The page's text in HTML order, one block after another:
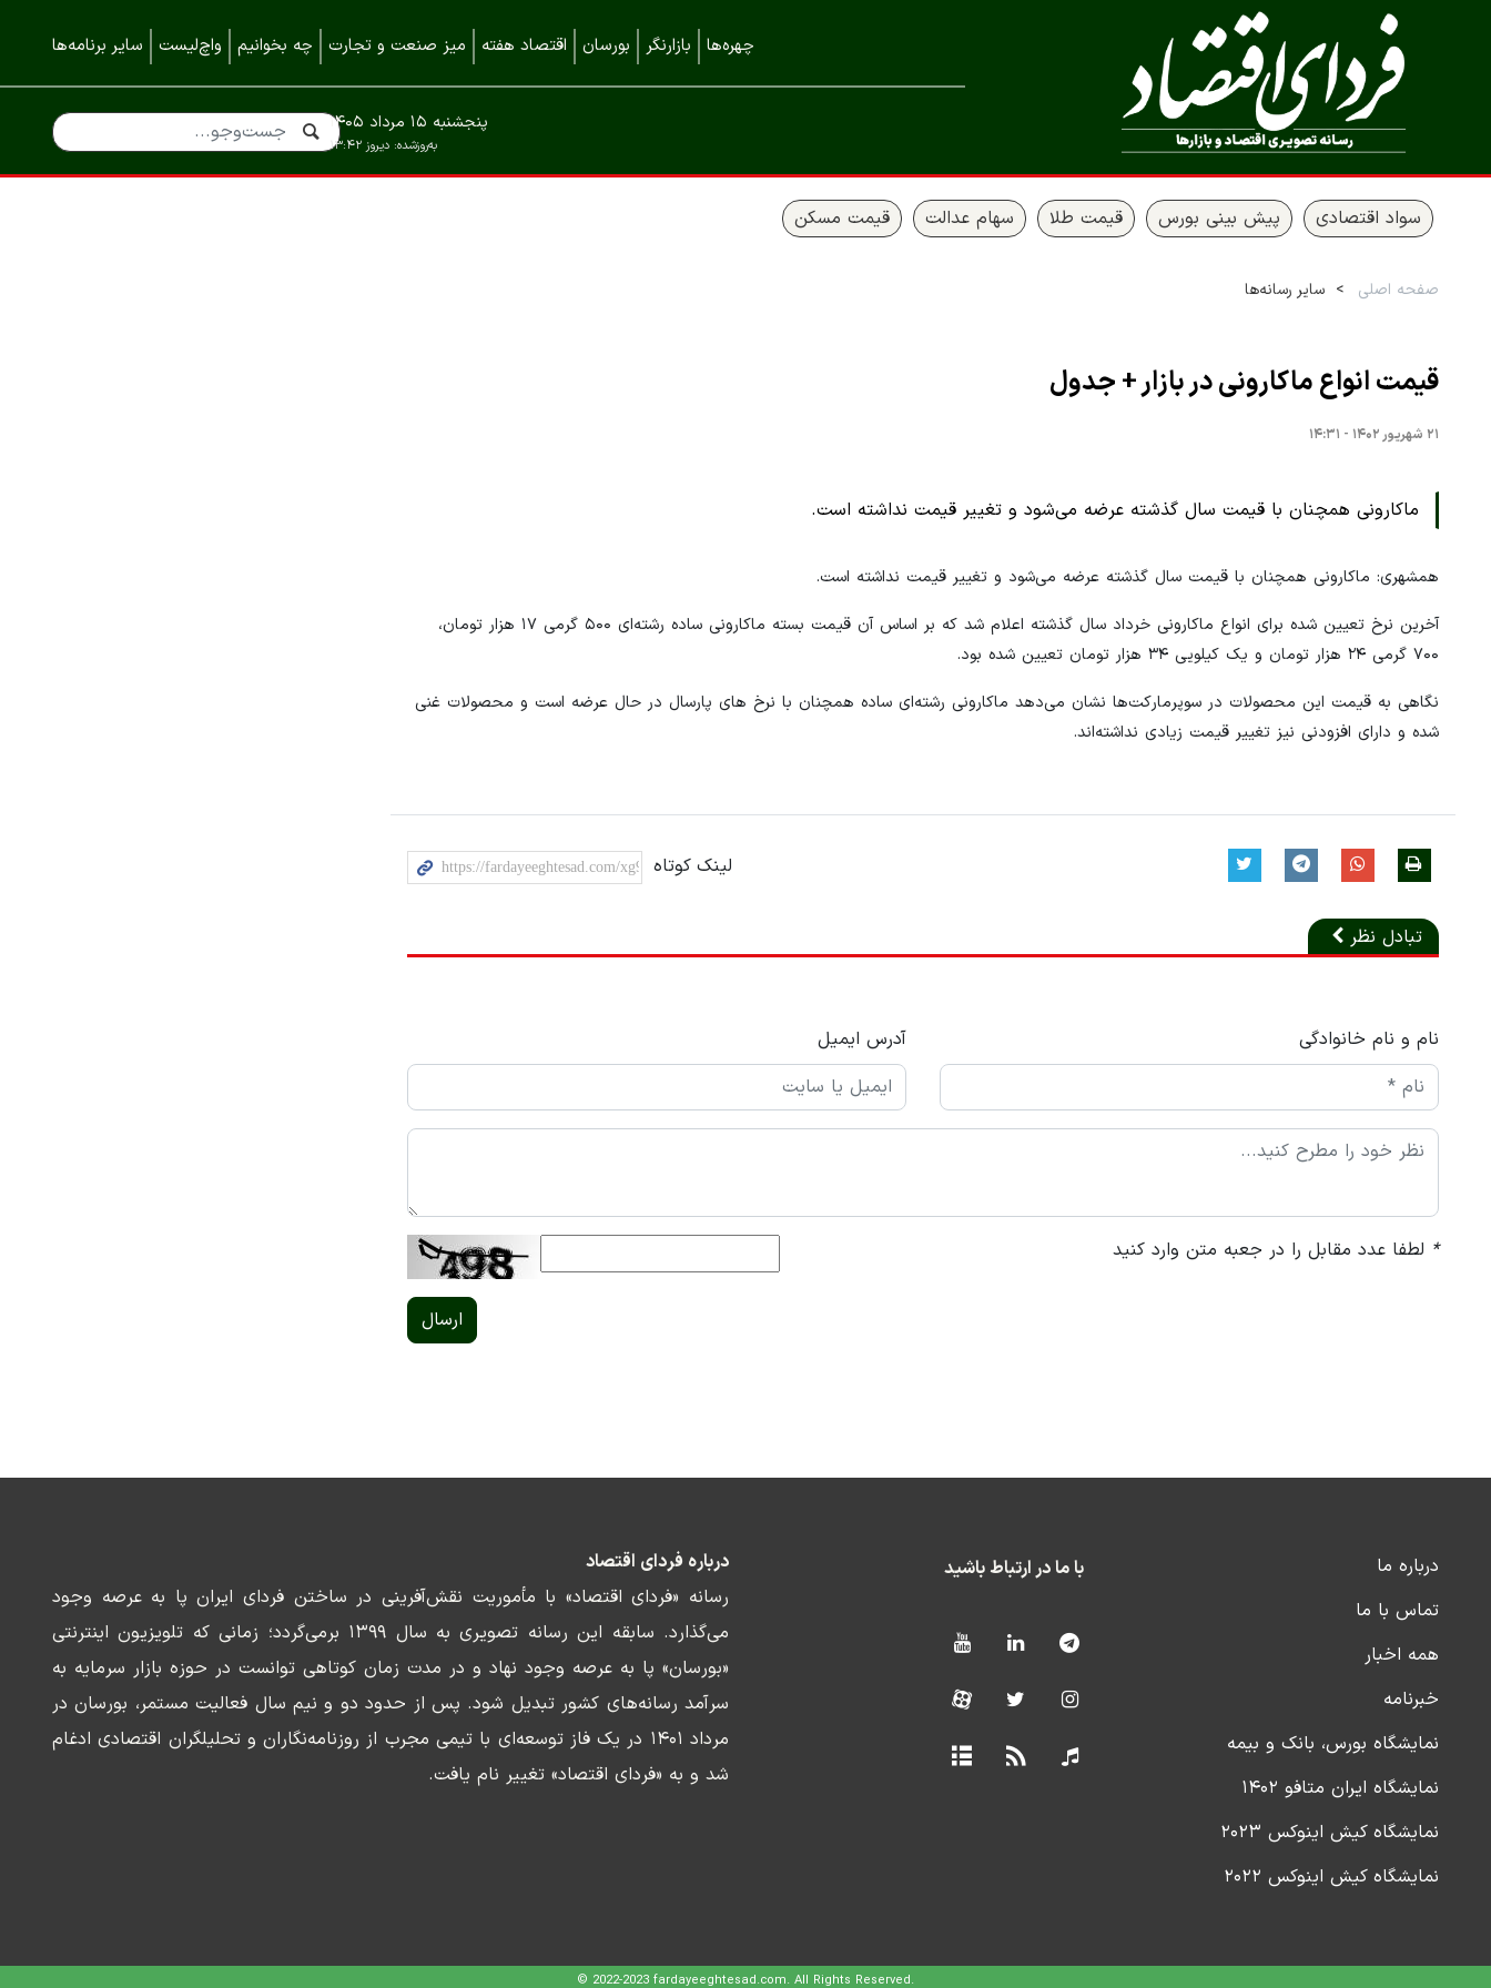
چهره‌ها بازارنگر بورسان اقتصاد هفته میز صنعت و تجارت چه بخوانیم واچ‌لیست سایر برنامه‌ها
به‌روزشده: دیروز ۱۳:۴۲
پنجشنبه ۱۵ مرداد ۱۴۰۵
سواد اقتصادی پیش بینی بورس قیمت طلا سهام عدالت قیمت مسکن
صفحه اصلی سایر رسانه‌ها
قیمت انواع ماکارونی در بازار + جدول
۲۱ شهریور ۱۴۰۲ - ۱۴:۳۱
ماکارونی همچنان با قیمت سال گذشته عرضه می‌شود و تغییر قیمت نداشته است.
همشهری: ماکارونی همچنان با قیمت سال گذشته عرضه می‌شود و تغییر قیمت نداشته است.
آخرین نرخ تعیین شده برای انواع ماکارونی خرداد سال گذشته اعلام شد که بر اساس آن قیمت بسته ماکارونی ساده رشته‌ای ۵۰۰ گرمی ۱۷ هزار تومان،
۷۰۰ گرمی ۲۴ هزار تومان و یک کیلویی ۳۴ هزار تومان تعیین شده بود.
نگاهی به قیمت این محصولات در سوپرمارکت‌ها نشان می‌دهد ماکارونی رشته‌ای ساده همچنان با نرخ‌ های پارسال در حال عرضه است و محصولات غنی
شده و دارای افزودنی نیز تغییر قیمت زیادی نداشته‌اند.
لینک کوتاه
تبادل نظر
نام و نام خانوادگی آدرس ایمیل
* لطفا عدد مقابل را در جعبه متن وارد کنید
ارسال
درباره ما
تماس با ما
همه اخبار
خبرنامه
نمایشگاه بورس، بانک و بیمه
نمایشگاه ایران متافو ۱۴۰۲
نمایشگاه کیش اینوکس ۲۰۲۳
نمایشگاه کیش اینوکس ۲۰۲۲
با ما در ارتباط باشید
درباره فردای اقتصاد
رسانه «فردای اقتصاد» با مأموریت نقش‌آفرینی در ساختن فردای ایران پا به عرصه وجود
می‌گذارد. سابقه این رسانه تصویری به سال ۱۳۹۹ برمی‌گردد؛ زمانی که تلویزیون اینترنتی
«بورسان» پا به عرصه وجود نهاد و در مدت زمان کوتاهی توانست در حوزه بازار سرمایه به
سرآمد رسانه‌های کشور تبدیل شود. پس از حدود دو و نیم سال فعالیت مستمر، بورسان در
مرداد ۱۴۰۱ در یک فاز توسعه‌ای با تیمی مجرب از روزنامه‌نگاران و تحلیلگران اقتصادی ادغام
شد و به «فردای اقتصاد» تغییر نام یافت.
© 2022-2023 fardayeeghtesad.com. All Rights Reserved.